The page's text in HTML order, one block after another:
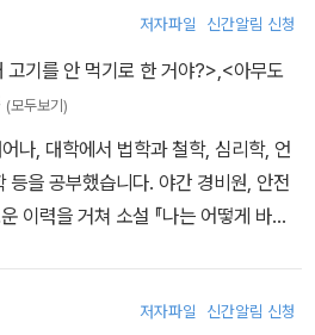
저자파일 신간알림 신청
고기를 안 먹기로 한 거야?> <아무도
(모두보기)
나, 대학에서 법학과 철학, 심리학, 언
등을 공부했습니다. 야간 경비원, 안전
이력을 거쳐 소설 『나는 어떻게 바보
동물원』 등 많은 책을 펴냈습니다. 지
저자파일 신간알림 신청